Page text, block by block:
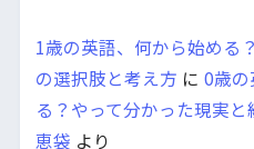
1歳の英語、何から始める
の選択肢と考え方 に 0歳
る？やって分かった現実
恵袋 より